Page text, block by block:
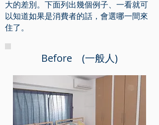
大的差別。下面列出幾個例子、一看就可
以知道如果是消費者的話，會選哪一間來
住了。
Before (一般人)